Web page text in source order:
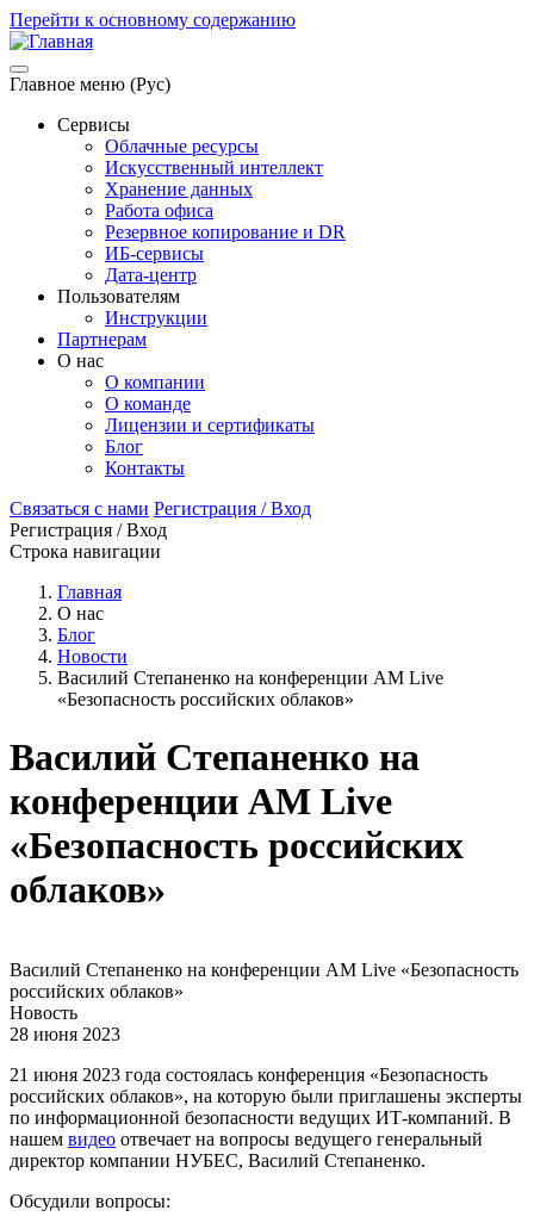
Перейти к основному содержанию
Главное меню (Рус)
Сервисы
Облачные ресурсы
Искусственный интеллект
Хранение данных
Работа офиса
Резервное копирование и DR
ИБ-сервисы
Дата-центр
Пользователям
Инструкции
Партнерам
О нас
О компании
О команде
Лицензии и сертификаты
Блог
Контакты
Связаться с нами Регистрация / Вход
Регистрация / Вход
Строка навигации
Главная
О нас
Блог
Новости
Василий Степаненко на конференции AM Live
«Безопасность российских облаков»
Василий Степаненко на
конференции AM Live
«Безопасность российских
облаков»
Василий Степаненко на конференции AM Live «Безопасность
российских облаков»
Новость
28 июня 2023
21 июня 2023 года состоялась конференция «Безопасность
российских облаков», на которую были приглашены эксперты
по информационной безопасности ведущих ИТ-компаний. В
нашем видео отвечает на вопросы ведущего генеральный
директор компании НУБЕС, Василий Степаненко.
Обсудили вопросы: